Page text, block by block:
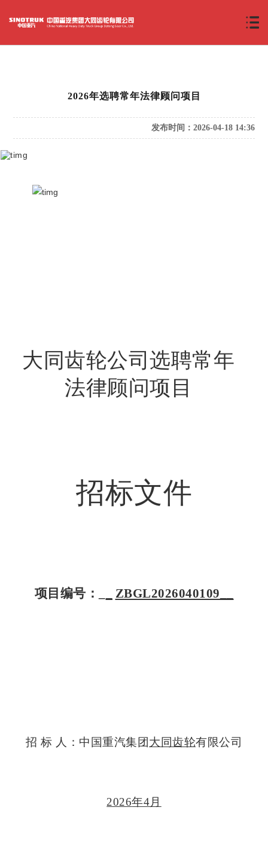
2026年选聘常年法律顾问项目
发布时间：2026-04-18 14:36
大同齿轮公司选聘常年
法律顾问项目
招标文件
项目编号：_ ZBGL2026040109__
招 标 人：中国重汽集团大同齿轮有限公司
2026年4月